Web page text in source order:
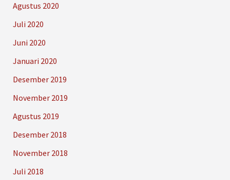
Agustus 2020
Juli 2020
Juni 2020
Januari 2020
Desember 2019
November 2019
Agustus 2019
Desember 2018
November 2018
Juli 2018